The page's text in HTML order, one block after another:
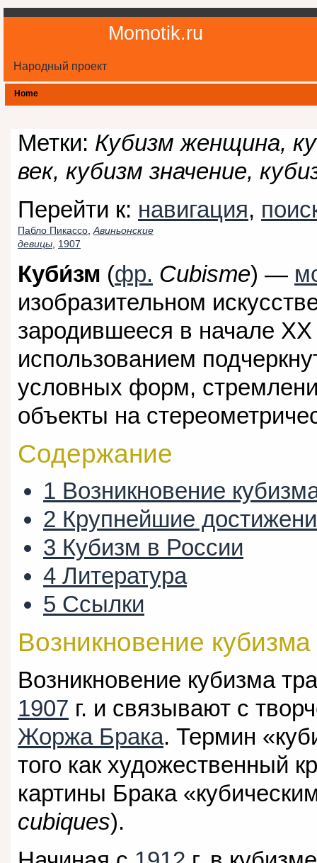
Momotik.ru
Народный проект
Home
Метки: Кубизм женщина,
век, кубизм значение,
Перейти к: навигация,
Пабло Пикассо Авиньонские
девицы 1907
Куби́зм (фр. Cubisme) —
изобразительном
зародившееся в начале
использованием
условных форм,
объекты на
Содержание
1 Возникновение
2 Крупнейшие
3 Кубизм в России
4 Литература
5 Ссылки
Возникновение кубизма
Возникновение кубизма
1907 г. и связывают с
Жоржа Брака. Термин
того как художественный
картины Брака
cubiques).